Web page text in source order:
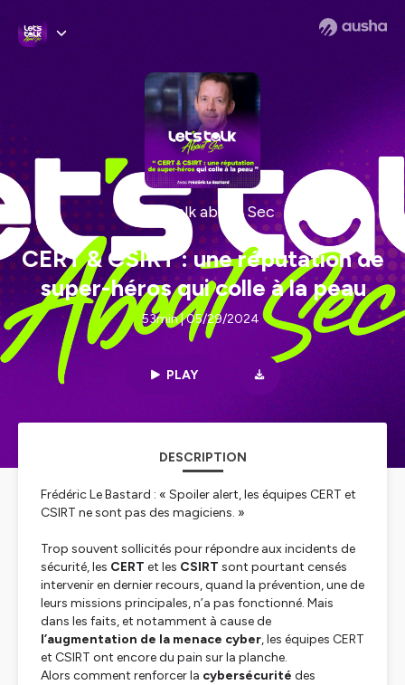
Let's talk about Sec
CERT & CSIRT : une réputation de
super-héros qui colle à la peau
53min | 05/29/2024
PLAY
DESCRIPTION
Frédéric Le Bastard : « Spoiler alert, les équipes CERT et
CSIRT ne sont pas des magiciens. »
Trop souvent sollicités pour répondre aux incidents de
sécurité, les CERT et les CSIRT sont pourtant censés
intervenir en dernier recours, quand la prévention, une de
leurs missions principales, n’a pas fonctionné. Mais
dans les faits, et notamment à cause de
l’augmentation de la menace cyber, les équipes CERT
et CSIRT ont encore du pain sur la planche.
Alors comment renforcer la cybersécurité des